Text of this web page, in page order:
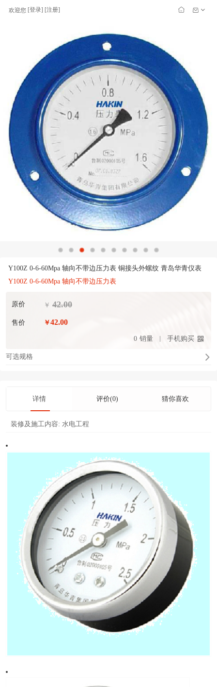
欢迎您 [登录] [注册]
Y100Z 0-6-60Mpa 轴向不带边压力表 铜接头外螺纹 青岛华青仪表
Y100Z 0-6-60Mpa 轴向不带边压力表
原价 ￥ 42.00
售价 ￥42.00
0 销量 手机购买
可选规格
详情 评价(0) 猜你喜欢
装修及施工内容: 水电工程